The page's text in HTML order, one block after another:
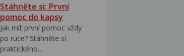
Stáhněte si: První
pomoc do kapsy
Jak mít první pomoc vždy
po ruce? Stáhněte si
praktického...